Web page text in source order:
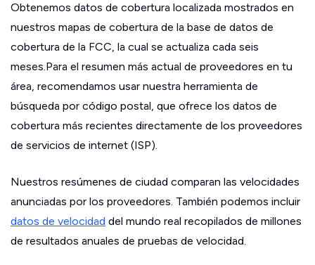
Obtenemos datos de cobertura localizada mostrados en
nuestros mapas de cobertura de la base de datos de
cobertura de la FCC, la cual se actualiza cada seis
meses.Para el resumen más actual de proveedores en tu
área, recomendamos usar nuestra herramienta de
búsqueda por código postal, que ofrece los datos de
cobertura más recientes directamente de los proveedores
de servicios de internet (ISP).
Nuestros resúmenes de ciudad comparan las velocidades
anunciadas por los proveedores. También podemos incluir
datos de velocidad del mundo real recopilados de millones
de resultados anuales de pruebas de velocidad.